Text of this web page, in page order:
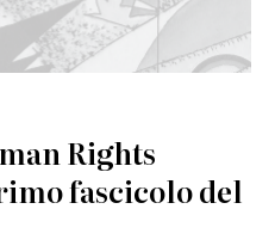
Rights
fascicolo del